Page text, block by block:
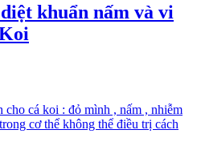
khuẩn nấm và vi
cho cá koi : đỏ mình , nấm , nhiễm
cơ thể không thể điều trị cách